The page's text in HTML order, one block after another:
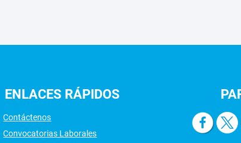
ENLACES RÁPIDOS
Contáctenos
Convocatorias Laborales